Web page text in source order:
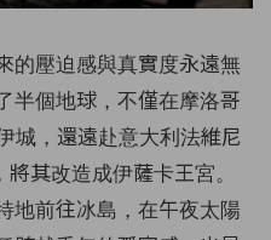
的壓迫感與真實度永遠無
半個地球，不僅在摩洛哥
城，還遠赴意大利法維尼
其改造成伊薩卡王宮。
地前往冰島，在午夜太陽